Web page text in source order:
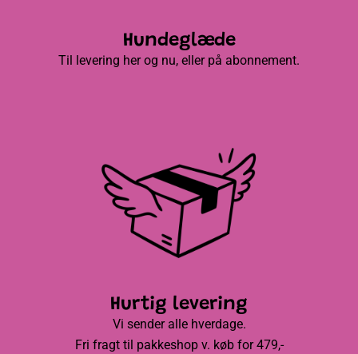
Hundeglæde
Til levering her og nu, eller på abonnement.
Hurtig levering
Vi sender alle hverdage.
Fri fragt til pakkeshop v. køb for 479,-